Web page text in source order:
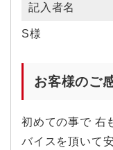
記入者名
S様
お客様のご
初めての事で 右
バイスを頂いて